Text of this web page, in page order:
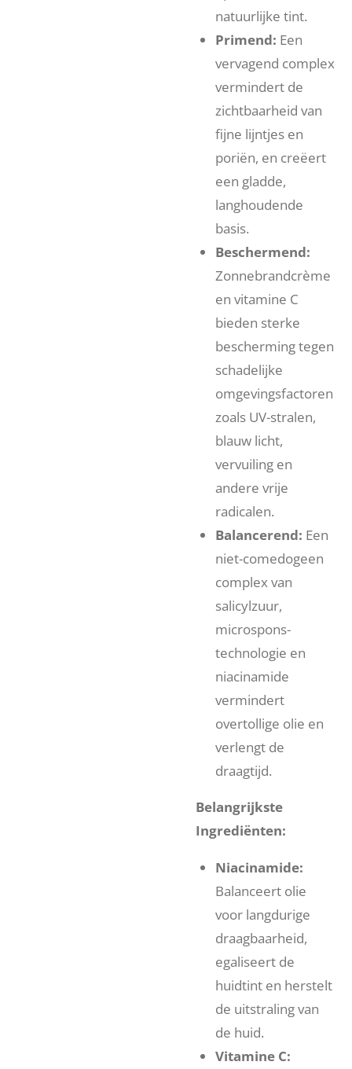
natuurlijke tint.
Primend: Een
vervagend complex
vermindert de
zichtbaarheid van
fijne lijntjes en
poriën, en creëert
een gladde,
langhoudende
basis.
Beschermend:
Zonnebrandcrème
en vitamine C
bieden sterke
bescherming tegen
schadelijke
omgevingsfactoren
zoals UV-stralen,
blauw licht,
vervuiling en
andere vrije
radicalen.
Balancerend: Een
niet-comedogeen
complex van
salicylzuur,
microspons-
technologie en
niacinamide
vermindert
overtollige olie en
verlengt de
draagtijd.
Belangrijkste
Ingrediënten:
Niacinamide:
Balanceert olie
voor langdurige
draagbaarheid,
egaliseert de
huidtint en herstelt
de uitstraling van
de huid.
Vitamine C: